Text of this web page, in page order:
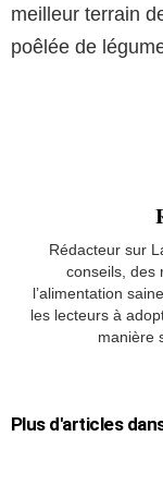
meilleur terrain
poêlée de
Rédacteur sur
conseils, des
l’alimentation
les lecteurs à
manière
Plus d'articles